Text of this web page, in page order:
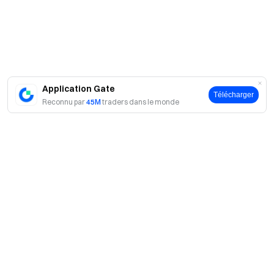
Application Gate
Reconnu par45M traders dans le monde
Télécharger
Vérifiez notre preuve de réserves à 100 %